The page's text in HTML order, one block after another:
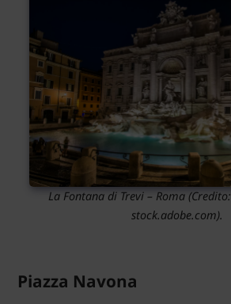
La Fontana di Trevi – Roma (Credito:
stock.adobe.com).
Piazza Navona